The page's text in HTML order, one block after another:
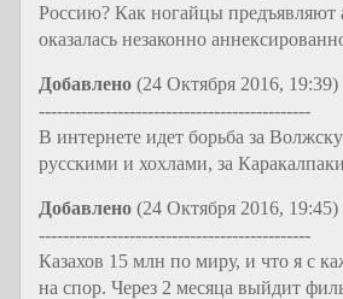
Россию? Как ногайцы
оказалась незаконно
Добавлено (24 Октября 2016, 19:39)
---------------------------------------------
В интернете идет борьба за
русскими и хохлами, за
Добавлено (24 Октября 2016, 19:45)
---------------------------------------------
Казахов 15 млн по миру, и что я с
на спор. Через 2 месяца выйдит